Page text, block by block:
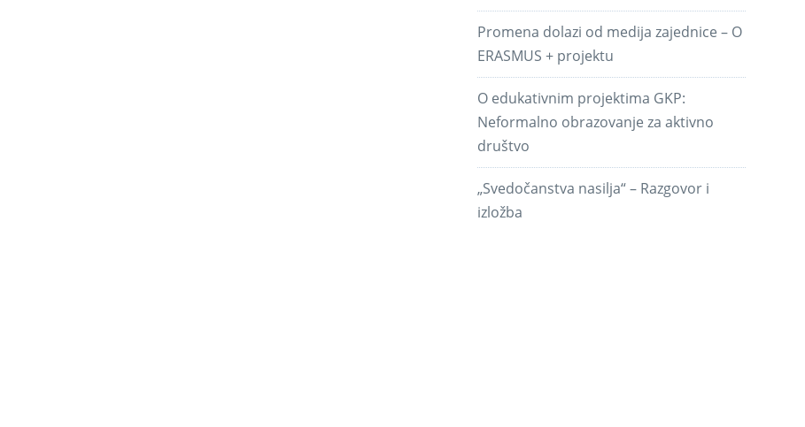
Promena dolazi od medija zajednice – O
ERASMUS + projektu
O edukativnim projektima GKP:
Neformalno obrazovanje za aktivno
društvo
„Svedočanstva nasilja“ – Razgovor i
izložba